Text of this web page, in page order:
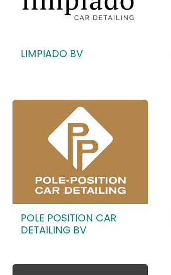
LIMPIADO BV
POLE POSITION CAR
DETAILING BV